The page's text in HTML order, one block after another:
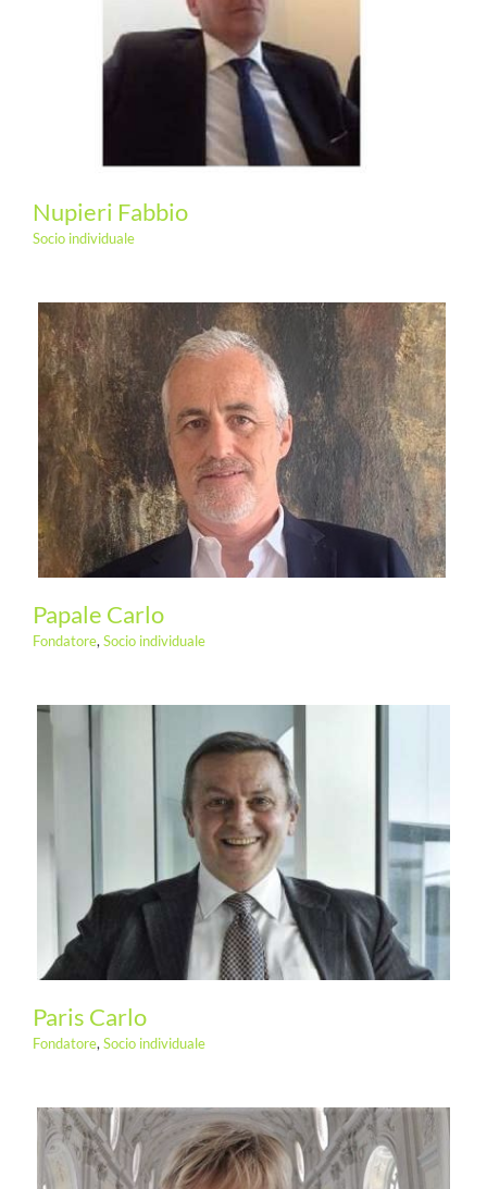
Nupieri Fabbio
Socio individuale
Papale Carlo
Fondatore, Socio individuale
Paris Carlo
Fondatore, Socio individuale